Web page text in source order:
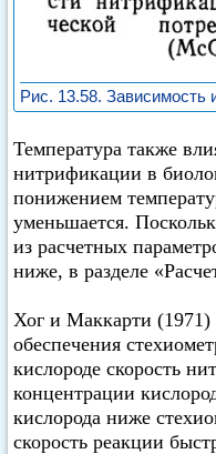
Рис. 13.58. Зависимость
Температура также
нитрификации в
понижением
уменьшается.
из расчетных
ниже, в разделе
Хог и Маккарти (1971)
обеспечения
кислороде скорость
концентрации
кислорода ниже
скорость реакции